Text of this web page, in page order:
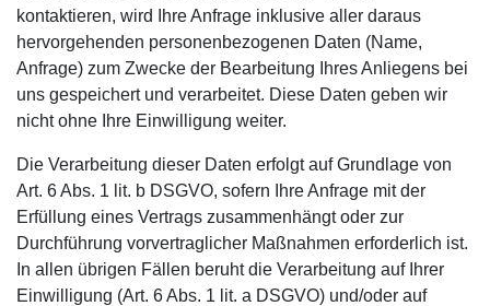
kontaktieren, wird Ihre Anfrage inklusive aller daraus
hervorgehenden personenbezogenen Daten (Name,
Anfrage) zum Zwecke der Bearbeitung Ihres Anliegens bei
uns gespeichert und verarbeitet. Diese Daten geben wir
nicht ohne Ihre Einwilligung weiter.
Die Verarbeitung dieser Daten erfolgt auf Grundlage von
Art. 6 Abs. 1 lit. b DSGVO, sofern Ihre Anfrage mit der
Erfüllung eines Vertrags zusammenhängt oder zur
Durchführung vorvertraglicher Maßnahmen erforderlich ist.
In allen übrigen Fällen beruht die Verarbeitung auf Ihrer
Einwilligung (Art. 6 Abs. 1 lit. a DSGVO) und/oder auf